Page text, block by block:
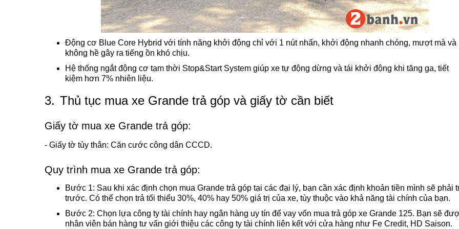
Động cơ Blue Core Hybrid với tính năng khởi động chỉ với 1 nút nhấn, khởi động nhanh chóng, mượt mà và
không hề gây ra tiếng ồn khó chịu.
Hệ thống ngắt động cơ tạm thời Stop&Start System giúp xe tự động dừng và tái khởi động khi tăng ga, tiết
kiệm hơn 7% nhiên liệu.
3. Thủ tục mua xe Grande trả góp và giấy tờ cần biết
Giấy tờ mua xe Grande trả góp:
- Giấy tờ tùy thân: Căn cước công dân CCCD.
Quy trình mua xe Grande trả góp:
Bước 1: Sau khi xác định chọn mua Grande trả góp tại các đại lý, bạn cần xác định khoản tiền mình sẽ phải
trước. Có thể chọn trả tối thiểu 30%, 40% hay 50% giá trị của xe, tùy thuộc vào khả năng tài chính của bạn.
Bước 2: Chọn lựa công ty tài chính hay ngân hàng uy tín để vay vốn mua trả góp xe Grande 125. Bạn sẽ
nhân viên bán hàng tư vấn giới thiệu các công ty tài chính liên kết với cửa hàng như Fe Credit, HD Saison.